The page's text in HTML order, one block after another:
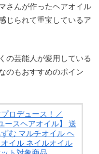
さんが作ったヘアオイル
じられて重宝しているア
の芸能人が愛用している
のもおすすめのポイン
ロデュース！／
ースヘアオイル】 送
む マルチオイル ヘ
イル ネイルオイル